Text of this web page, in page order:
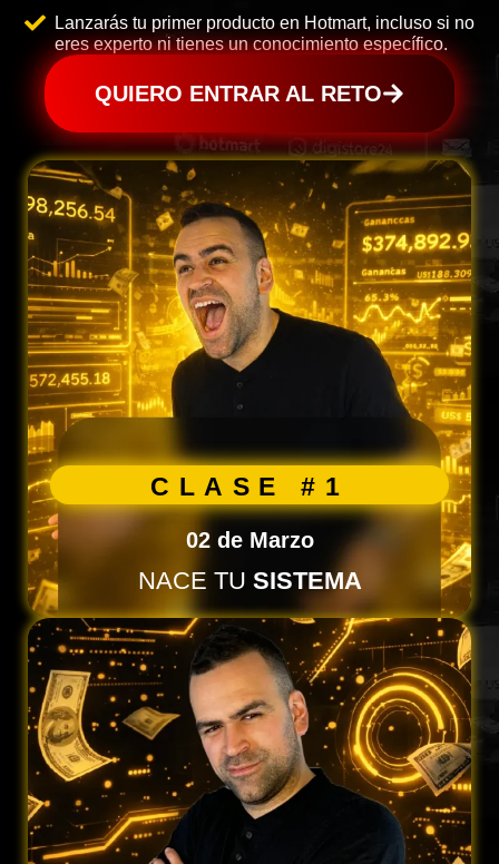
Lanzarás tu primer producto en Hotmart, incluso si no
eres experto ni tienes un conocimiento específico.
QUIERO ENTRAR AL RETO
CLASE #1
02 de Marzo
NACE TU SISTEMA